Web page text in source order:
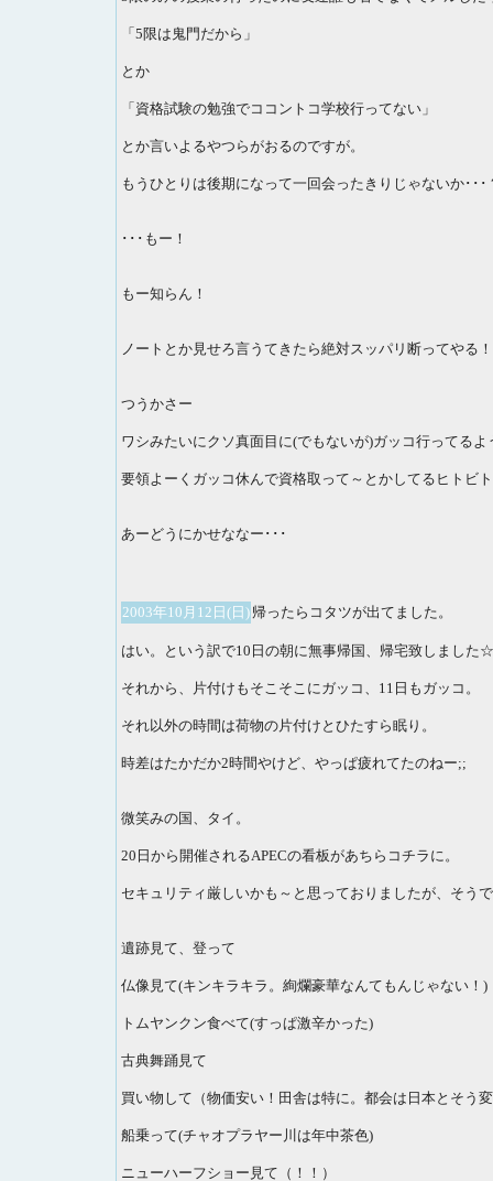
「5限は鬼門だから」
とか
「資格試験の勉強でココントコ学校行ってない」
とか言いよるやつらがおるのですが。
もうひとりは後期になって一回会ったきりじゃないか･･･
･･･もー！
もー知らん！
ノートとか見せろ言うてきたら絶対スッパリ断ってやる
つうかさー
ワシみたいにクソ真面目に(でもないが)ガッコ行ってるよ
要領よーくガッコ休んで資格取って～とかしてるヒトビ
あーどうにかせななー･･･
2003年10月12日(日) 帰ったらコタツが出てました。
はい。という訳で10日の朝に無事帰国、帰宅致しました☆
それから、片付けもそこそこにガッコ、11日もガッコ。
それ以外の時間は荷物の片付けとひたすら眠り。
時差はたかだか2時間やけど、やっぱ疲れてたのねー;;
微笑みの国、タイ。
20日から開催されるAPECの看板があちらコチラに。
セキュリティ厳しいかも～と思っておりましたが、そう
遺跡見て、登って
仏像見て(キンキラキラ。絢爛豪華なんてもんじゃない！)
トムヤンクン食べて(すっぱ激辛かった)
古典舞踊見て
買い物して（物価安い！田舎は特に。都会は日本とそう
船乗って(チャオプラヤー川は年中茶色)
ニューハーフショー見て（！！）